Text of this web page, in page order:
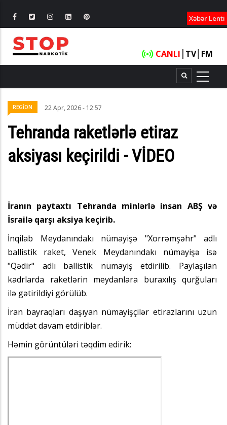
Xəbər Lenti
CANLI TV┃ FM
REGİON 22 Apr, 2026 - 12:57
Tehranda raketlərlə etiraz
aksiyası keçirildi - VİDEO
İranın paytaxtı Tehranda minlərlə insan ABŞ və
İsrailə qarşı aksiya keçirib.
İnqilab Meydanındakı nümayişə "Xorrəmşəhr" adlı
ballistik raket, Venek Meydanındakı nümayişə isə
"Qədir" adlı ballistik nümayiş etdirilib. Paylaşılan
kadrlarda raketlərin meydanlara buraxılış qurğuları
ilə gətirildiyi görülüb.
İran bayraqları daşıyan nümayişçilər etirazlarını uzun
müddət davam etdiriblər.
Həmin görüntüləri təqdim edirik: